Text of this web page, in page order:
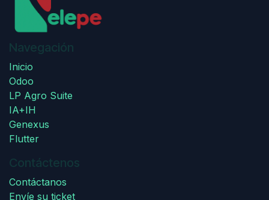
Navegación
Inicio
Odoo
LP Agro Suite
IA+IH
Genexus
Flutter
Contáctenos
Contáctanos
Envíe su ticket